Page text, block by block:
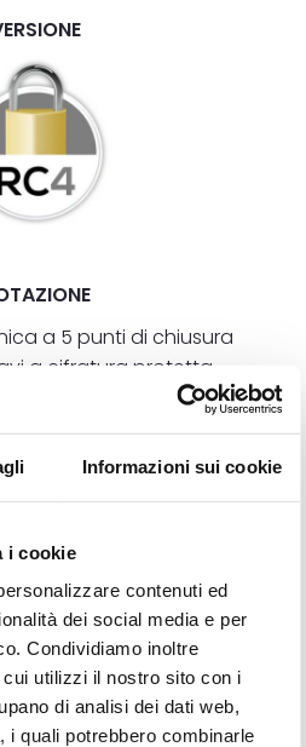
Informazioni sui cookie
i cookie
contenuti ed
dei social media e per
Condividiamo inoltre
utilizzi il nostro sito con i
di analisi dei dati web,
i quali potrebbero combinarle
a 5 punti di chiusura
a cifratura protetta
a 2 ali in acciaio
su lato cerniere
autobloccante a 5
di chiusura